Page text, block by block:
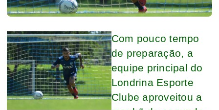
Com pouco tempo
de preparação, a
equipe principal do
Londrina Esporte
Clube aproveitou a